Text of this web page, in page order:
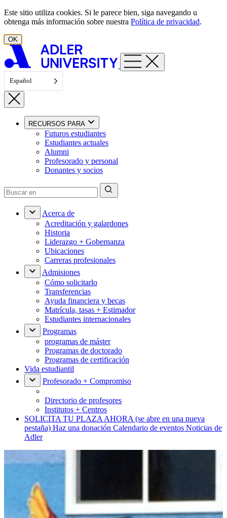
Ir al contenido
Este sitio utiliza cookies. Si le parece bien, siga navegando u
obtenga más información sobre nuestra Política de privacidad.
OK
Español
RECURSOS PARA
Futuros estudiantes
Estudiantes actuales
Alumni
Profesorado y personal
Donantes y socios
Acerca de
Acreditación y galardones
Historia
Liderazgo + Gobernanza
Ubicaciones
Carreras profesionales
Admisiones
Cómo solicitarlo
Transferencias
Ayuda financiera y becas
Matrícula, tasas + Estimador
Estudiantes internacionales
Programas
programas de máster
Programas de doctorado
Programas de certificación
Vida estudiantil
Profesorado + Compromiso
Directorio de profesores
Institutos + Centros
SOLICITA TU PLAZA AHORA (se abre en una nueva
pestaña) Haz una donación Calendario de eventos Noticias de
Adler